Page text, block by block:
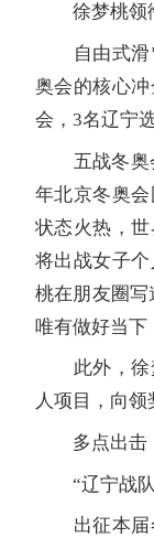
徐梦桃领
自由式滑雪
奥会的核心
会，3名辽宁
五战冬奥会
年北京冬奥
状态火热，
将出战女子
桃在朋友圈写
唯有做好当下
此外，徐梦
人项目，向领
多点出击
“辽宁战队
出征本届冬